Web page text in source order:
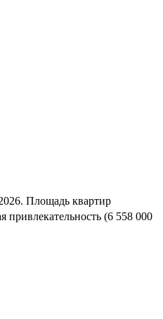
Площадь квартир
(6 558 000